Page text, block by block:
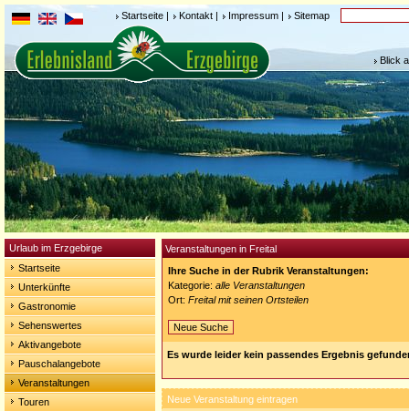
Startseite | Kontakt | Impressum | Sitemap
Blick
Urlaub im Erzgebirge
Startseite
Unterkünfte
Gastronomie
Sehenswertes
Aktivangebote
Pauschalangebote
Veranstaltungen
Touren
Veranstaltungen in Freital
Ihre Suche in der Rubrik Veranstaltungen:
Kategorie: alle Veranstaltungen
Ort: Freital mit seinen Ortsteilen
Neue Suche
Es wurde leider kein passendes Ergebnis
Neue Veranstaltung eintragen